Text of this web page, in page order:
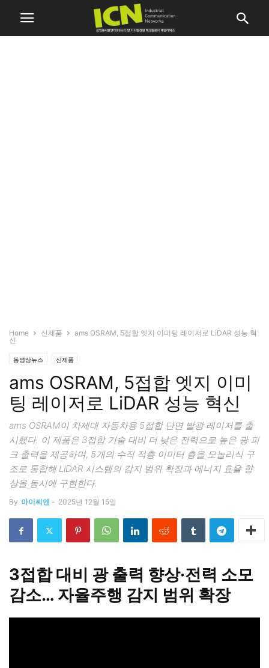
Home 신제품
ams OSRAM, 5접합 엣지 이미팅 레이저로 LiDAR 성능 혁
신
동영상뉴스 신제품
ams OSRAM, 5접합 엣지 이미
팅 레이저로 LiDAR 성능 혁신
ams OSRAM이 차세대 자동차용 5접합 단면 발광 레이저를 출
시했다. 이 제품은 3접합 기술 대비 더 낮은 전력으로 높은 광 피
크 출력을 제공하며, 5개의 수직 적층 이미터 층을 모놀리식 구
조로 통합해 LiDAR 시스템의 감지 범위 확장과 에너지 효율 향
상을 동시에 구현한다.
By 아이씨엔 - 2025년 12월 15일
3접합 대비 광 출력 향상·전력 소모
감소… 자율주행 감지 범위 확장